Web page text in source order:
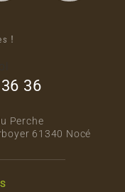
!
36
Perche
61340 Nocé